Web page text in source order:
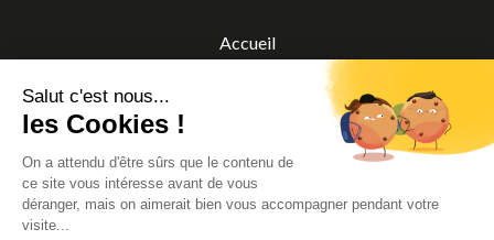
Accueil
Contact
CGV
Salut c'est nous...
les Cookies !
On a attendu d'être sûrs que le contenu de
ce site vous intéresse avant de vous
déranger, mais on aimerait bien vous accompagner pendant votre
visite...